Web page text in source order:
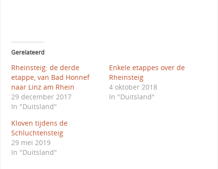
Gerelateerd
Rheinsteig: de derde
etappe, van Bad Honnef
naar Linz am Rhein
29 december 2017
In "Duitsland"
Enkele etappes over de
Rheinsteig
4 oktober 2018
In "Duitsland"
Kloven tijdens de
Schluchtensteig
29 mei 2019
In "Duitsland"